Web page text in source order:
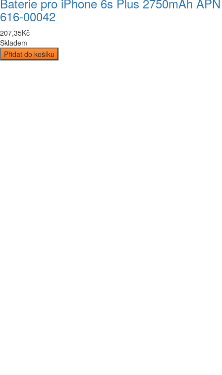
616-00042
207,35Kč
Skladem
Přidat do košíku